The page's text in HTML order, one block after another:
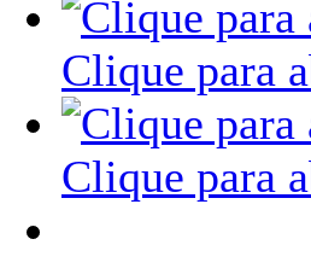
Clique para
Clique para